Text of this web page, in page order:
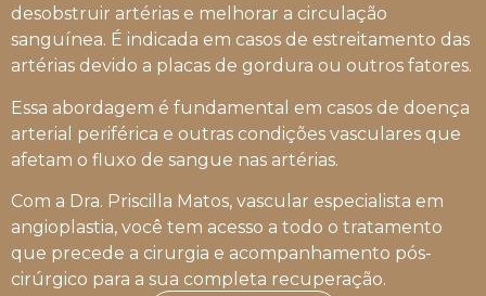
desobstruir artérias e melhorar a circulação
sanguínea. É indicada em casos de estreitamento das
artérias devido a placas de gordura ou outros fatores.
Essa abordagem é fundamental em casos de doença
arterial periférica e outras condições vasculares que
afetam o fluxo de sangue nas artérias.
Com a Dra. Priscilla Matos, vascular especialista em
angioplastia, você tem acesso a todo o tratamento
que precede a cirurgia e acompanhamento pós-
cirúrgico para a sua completa recuperação.